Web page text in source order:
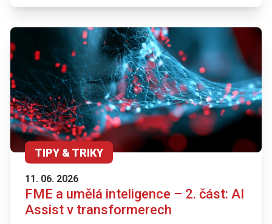
TIPY & TRIKY
11. 06. 2026
FME a umělá inteligence – 2. část: AI
Assist v transformerech